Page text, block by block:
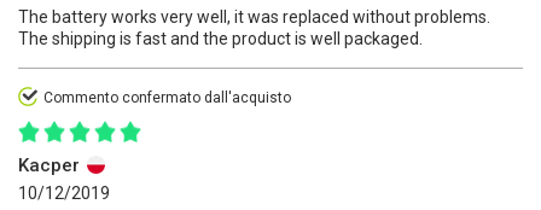
The battery works very well, it was replaced without problems.
The shipping is fast and the product is well packaged.
Commento confermato dall'acquisto
Kacper
10/12/2019